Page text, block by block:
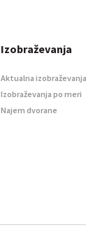
Izobraževanja
Aktualna izobraževanja
Izobraževanja po meri
Najem dvorane